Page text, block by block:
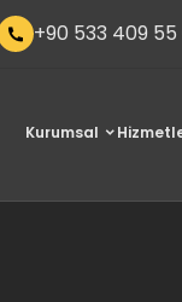
+90 533 409 55
Kurumsal